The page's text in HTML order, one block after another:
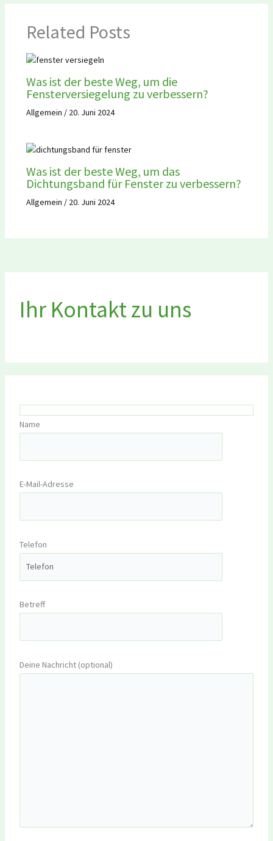
Related Posts
Was ist der beste Weg, um die
Fensterversiegelung zu verbessern?
Allgemein / 20. Juni 2024
Was ist der beste Weg, um das
Dichtungsband für Fenster zu verbessern?
Allgemein / 20. Juni 2024
Ihr Kontakt zu uns
Name
E-Mail-Adresse
Telefon
Betreff
Deine Nachricht (optional)